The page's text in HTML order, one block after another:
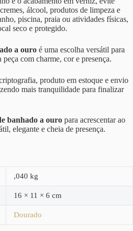
álcool, produtos de limpeza e
piscina, praia ou atividades físicas,
seco e protegido.
a ouro é uma escolha versátil para
com charme, cor e presença.
produto em estoque e envio
mais tranquilidade para finalizar
banhado a ouro para acrescentar ao
elegante e cheia de presença.
,040 kg
16 × 11 × 6 cm
Dourado